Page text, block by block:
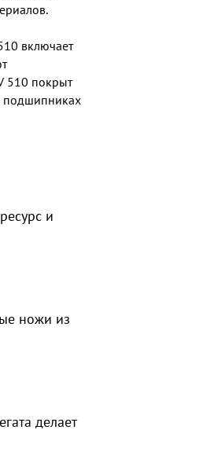
включает
510 покрыт
подшипниках
и
ножи из
делает